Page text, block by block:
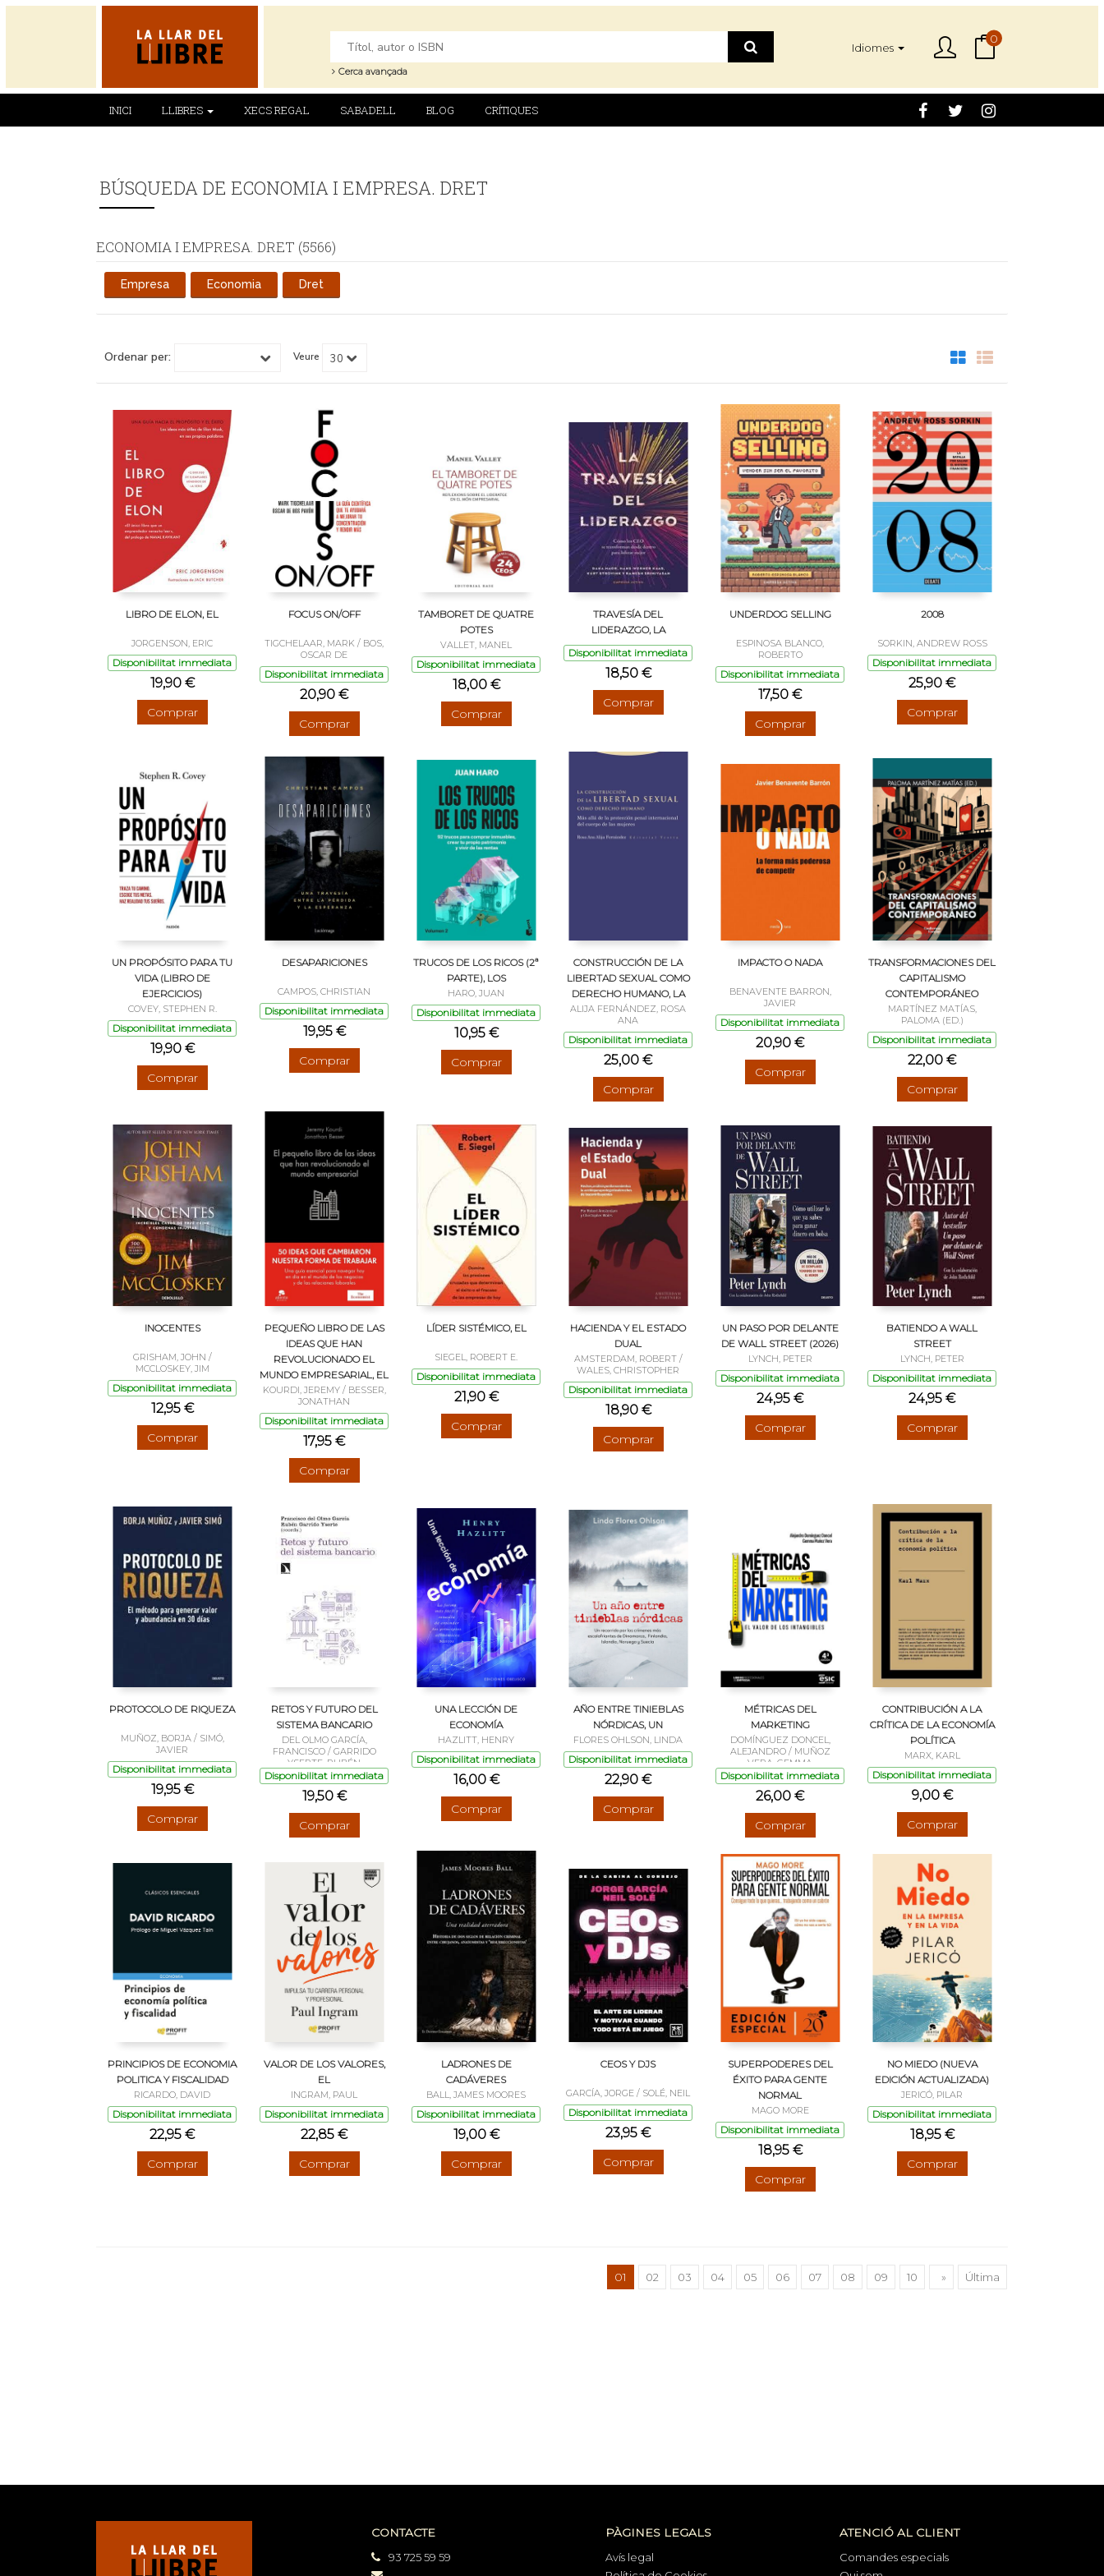
Cerca avançada
Idiomes
0
INICI LLIBRES XECS REGAL SABADELL BLOG CRÍTIQUES
BÚSQUEDA DE ECONOMIA I EMPRESA. DRET
ECONOMIA I EMPRESA. DRET (5566)
Empresa Economia Dret
Ordenar per: Veure
LIBRO DE ELON, EL
JORGENSON, ERIC
Disponibilitat immediata
19,90 €
Comprar
FOCUS ON/OFF
TIGCHELAAR, MARK / BOS,
OSCAR DE
Disponibilitat immediata
20,90 €
Comprar
TAMBORET DE QUATRE
POTES
VALLET, MANEL
Disponibilitat immediata
18,00 €
Comprar
TRAVESÍA DEL
LIDERAZGO, LA
Disponibilitat immediata
18,50 €
Comprar
UNDERDOG SELLING
ESPINOSA BLANCO,
ROBERTO
Disponibilitat immediata
17,50 €
Comprar
2008
SORKIN, ANDREW ROSS
Disponibilitat immediata
25,90 €
Comprar
UN PROPÓSITO PARA TU
VIDA (LIBRO DE
EJERCICIOS)
COVEY, STEPHEN R.
Disponibilitat immediata
19,90 €
Comprar
DESAPARICIONES
CAMPOS, CHRISTIAN
Disponibilitat immediata
19,95 €
Comprar
TRUCOS DE LOS RICOS (2ª
PARTE), LOS
HARO, JUAN
Disponibilitat immediata
10,95 €
Comprar
CONSTRUCCIÓN DE LA
LIBERTAD SEXUAL COMO
DERECHO HUMANO, LA
ALIJA FERNÁNDEZ, ROSA
ANA
Disponibilitat immediata
25,00 €
Comprar
IMPACTO O NADA
BENAVENTE BARRON,
JAVIER
Disponibilitat immediata
20,90 €
Comprar
TRANSFORMACIONES DEL
CAPITALISMO
CONTEMPORÁNEO
MARTÍNEZ MATÍAS,
PALOMA (ED.)
Disponibilitat immediata
22,00 €
Comprar
INOCENTES
GRISHAM, JOHN /
MCCLOSKEY, JIM
Disponibilitat immediata
12,95 €
Comprar
PEQUEÑO LIBRO DE LAS
IDEAS QUE HAN
REVOLUCIONADO EL
MUNDO EMPRESARIAL, EL
KOURDI, JEREMY / BESSER,
JONATHAN
Disponibilitat immediata
17,95 €
Comprar
LÍDER SISTÉMICO, EL
SIEGEL, ROBERT E.
Disponibilitat immediata
21,90 €
Comprar
HACIENDA Y EL ESTADO
DUAL
AMSTERDAM, ROBERT /
WALES, CHRISTOPHER
Disponibilitat immediata
18,90 €
Comprar
UN PASO POR DELANTE
DE WALL STREET (2026)
LYNCH, PETER
Disponibilitat immediata
24,95 €
Comprar
BATIENDO A WALL
STREET
LYNCH, PETER
Disponibilitat immediata
24,95 €
Comprar
PROTOCOLO DE RIQUEZA
MUÑOZ, BORJA / SIMÓ,
JAVIER
Disponibilitat immediata
19,95 €
Comprar
RETOS Y FUTURO DEL
SISTEMA BANCARIO
DEL OLMO GARCÍA,
FRANCISCO / GARRIDO
YSERTE, RUBÉN
Disponibilitat immediata
19,50 €
Comprar
UNA LECCIÓN DE
ECONOMÍA
HAZLITT, HENRY
Disponibilitat immediata
16,00 €
Comprar
AÑO ENTRE TINIEBLAS
NÓRDICAS, UN
FLORES OHLSON, LINDA
Disponibilitat immediata
22,90 €
Comprar
MÉTRICAS DEL
MARKETING
DOMÍNGUEZ DONCEL,
ALEJANDRO / MUÑOZ
VERA, GEMMA
Disponibilitat immediata
26,00 €
Comprar
CONTRIBUCIÓN A LA
CRÍTICA DE LA ECONOMÍA
POLÍTICA
MARX, KARL
Disponibilitat immediata
9,00 €
Comprar
PRINCIPIOS DE ECONOMIA
POLITICA Y FISCALIDAD
RICARDO, DAVID
Disponibilitat immediata
22,95 €
Comprar
VALOR DE LOS VALORES,
EL
INGRAM, PAUL
Disponibilitat immediata
22,85 €
Comprar
LADRONES DE
CADÁVERES
BALL, JAMES MOORES
Disponibilitat immediata
19,00 €
Comprar
CEOS Y DJS
GARCÍA, JORGE / SOLÉ, NEIL
Disponibilitat immediata
23,95 €
Comprar
SUPERPODERES DEL
ÉXITO PARA GENTE
NORMAL
MAGO MORE
Disponibilitat immediata
18,95 €
Comprar
NO MIEDO (NUEVA
EDICIÓN ACTUALIZADA)
JERICÓ, PILAR
Disponibilitat immediata
18,95 €
Comprar
01 02 03 04 05 06 07 08 09 10 » Última
CONTACTE
93 725 59 59
PÀGINES LEGALS
Avís legal
ATENCIÓ AL CLIENT
Comandes especials